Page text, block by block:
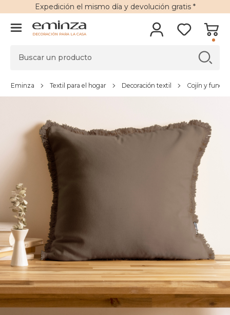
Expedición el mismo día y devolución gratis*
DECORACIÓN PARA LA CASA
Eminza Textil para el hogar Decoración textil Cojín y funda